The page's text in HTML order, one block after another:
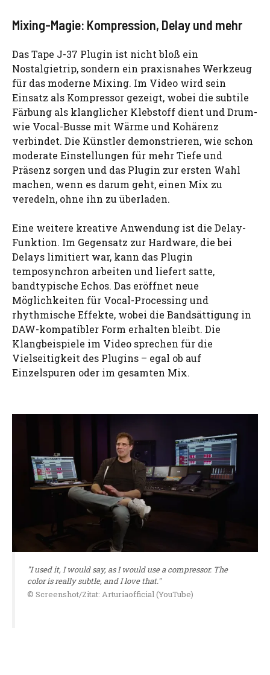
Mixing-Magie: Kompression, Delay und mehr
Das Tape J-37 Plugin ist nicht bloß ein
Nostalgietrip, sondern ein praxisnahes Werkzeug
für das moderne Mixing. Im Video wird sein
Einsatz als Kompressor gezeigt, wobei die subtile
Färbung als klanglicher Klebstoff dient und Drum-
wie Vocal-Busse mit Wärme und Kohärenz
verbindet. Die Künstler demonstrieren, wie schon
moderate Einstellungen für mehr Tiefe und
Präsenz sorgen und das Plugin zur ersten Wahl
machen, wenn es darum geht, einen Mix zu
veredeln, ohne ihn zu überladen.
Eine weitere kreative Anwendung ist die Delay-
Funktion. Im Gegensatz zur Hardware, die bei
Delays limitiert war, kann das Plugin
temposynchron arbeiten und liefert satte,
bandtypische Echos. Das eröffnet neue
Möglichkeiten für Vocal-Processing und
rhythmische Effekte, wobei die Bandsättigung in
DAW-kompatibler Form erhalten bleibt. Die
Klangbeispiele im Video sprechen für die
Vielseitigkeit des Plugins – egal ob auf
Einzelspuren oder im gesamten Mix.
"I used it, I would say, as I would use a compressor. The
color is really subtle, and I love that."
© Screenshot/Zitat: Arturiaofficial (YouTube)